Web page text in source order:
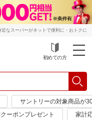
近なスーパーがネットで便利に・おトクに
初めての方
サントリーの対象商品が
ーポンプレゼント
家計